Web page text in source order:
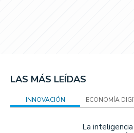
LAS MÁS LEÍDAS
INNOVACIÓN ECONOMÍA
La